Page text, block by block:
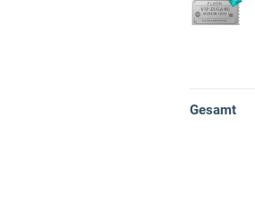
Gesamt